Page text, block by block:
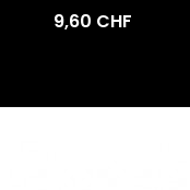
9,60 CHF